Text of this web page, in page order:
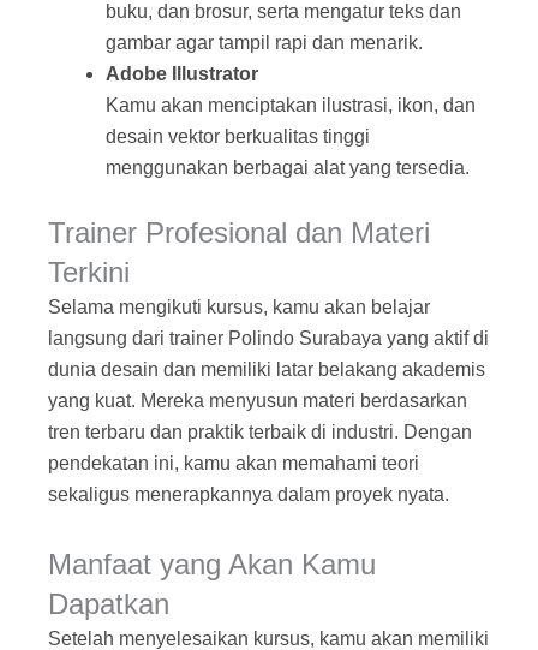
buku, dan brosur, serta mengatur teks dan
gambar agar tampil rapi dan menarik.
Adobe Illustrator
Kamu akan menciptakan ilustrasi, ikon, dan
desain vektor berkualitas tinggi
menggunakan berbagai alat yang tersedia.
Trainer Profesional dan Materi
Terkini
Selama mengikuti kursus, kamu akan belajar
langsung dari trainer Polindo Surabaya yang aktif di
dunia desain dan memiliki latar belakang akademis
yang kuat. Mereka menyusun materi berdasarkan
tren terbaru dan praktik terbaik di industri. Dengan
pendekatan ini, kamu akan memahami teori
sekaligus menerapkannya dalam proyek nyata.
Manfaat yang Akan Kamu
Dapatkan
Setelah menyelesaikan kursus, kamu akan memiliki